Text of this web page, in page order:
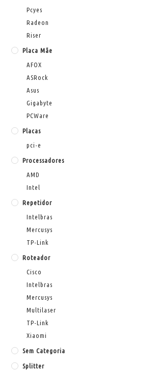
Pcyes
Radeon
Riser
Placa Mãe
AFOX
ASRock
Asus
Gigabyte
PCWare
Placas
pci-e
Processadores
AMD
Intel
Repetidor
Intelbras
Mercusys
TP-Link
Roteador
Cisco
Intelbras
Mercusys
Multilaser
TP-Link
Xiaomi
Sem Categoria
Splitter